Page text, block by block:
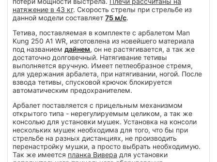
натяжение в 43 кг. Скорость стрелы при стрельбе из
данной модели составляет 75 м/с.
Тетива, поставляемая в комплекте с арбалетом Man
Kung 250 A1 WR, изготовлена из новейшего материала
под названием дайнем, он не растягивается, а так же
достаточно долговечный. Натягивание тетивы
выполняется вручную. Имеет петлеобразное стремя,
для удержания арбалета, при натягивании, ногой. После
взвода тетивы, спусковой крючок блокируется
автоматическим предохранителем.
Арбалет поставляется с прицельным механизмом
открытого типа - нерегулируемым целиком, а так же
консолью для установки мушек. Установка на консоли
нескольких мушек необходима для того, что бы при
стрельбе на разных дистанциях, не производить
перенастройку мушки, а просто выбрать необходимую.
Так же имеется планка Вивера для установки